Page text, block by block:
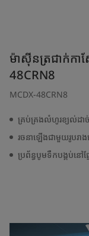
ម៉ាស៊ីនត្រជាក់ក
48CRN8
MCDX-48CRN8
គ្រប់គ្រងលំហូរខ្យល់ដា
រចនាឡើងជាមួយរូបរ
ប្រព័ន្ធបូមទឹកបង្គប់នៅផ្